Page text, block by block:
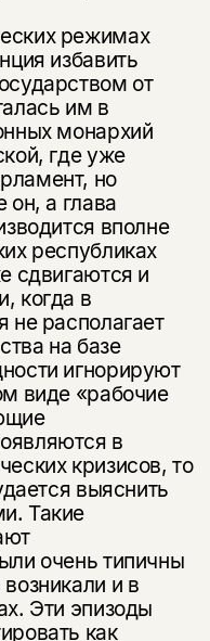
режимах
избавить
от
им в
монархий
где уже
но
он, а глава
вполне
республиках
сдвигаются и
когда в
не располагает
на базе
игнорируют
виде «рабочие
в
кризисов, то
выяснить
Такие
очень типичны
и в
Эти эпизоды
как